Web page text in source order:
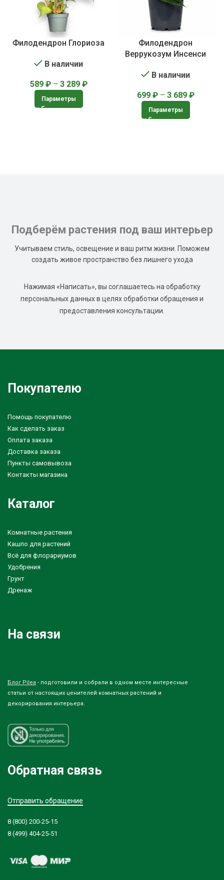
Филодендрон Глориоза
В наличии
589 ₽ – 3 289 ₽
Параметры
Филодендрон
Веррукозум Инсенси
В наличии
699 ₽ – 3 689 ₽
Параметры
Подберём растения под ваш интерьер
Учитываем стиль, освещение и ваш ритм жизни. Поможем
создать живое пространство без лишнего ухода
Нажимая «Написать», вы соглашаетесь на обработку
персональных данных в целях обработки обращения и
предоставления консультации.
Покупателю
Помощь покупателю
Как сделать заказ
Оплата заказа
Доставка заказа
Пункты самовывоза
Контакты магазина
Каталог
Комнатные растения
Кашпо для растений
Всё для флорариумов
Удобрения
Грунт
Дренаж
На связи
Блог Pilea - подготовили и собрали в одном месте интересные
статьи от настоящих ценителей комнатных растений и
декорирования интерьера.
Обратная связь
Отправить обращение
8 (800) 200-25-15
8 (499) 404-25-51